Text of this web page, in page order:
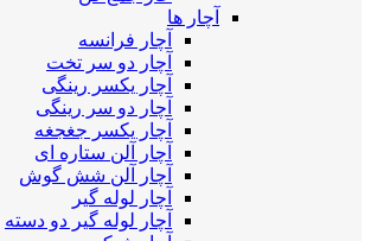
آچار ها
آچار فرانسه
آچار دو سر تخت
آچار یکسر رینگی
آچار دو سر رینگی
آچار یکسر جغجغه
آچار آلن ستاره ای
آچار آلن شش گوش
آچار لوله گیر
آچار لوله گیر دو دسته